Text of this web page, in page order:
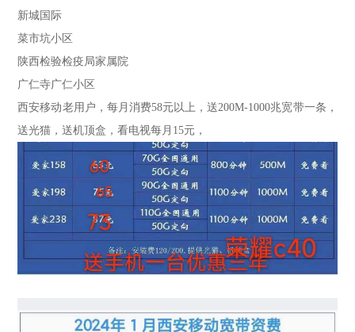
新城国际
菜市坑小区
陕西检验检疫局家属院
广仁寺广仁小区
西安移动老用户，每月消费58元以上，送200M-1000兆宽带一条，
送光猫，送机顶盒，看电视每月15元，